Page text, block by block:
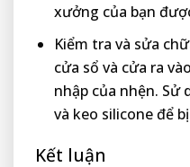
xưởng của bạn
Kiểm tra và sửa
cửa sổ và cửa ra
nhập của nhện. Sử
và keo silicone để
Kết luận